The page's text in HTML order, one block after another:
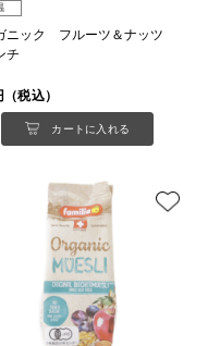
ニック フルーツ＆ナッツ
チ
税込）
カートに入れる